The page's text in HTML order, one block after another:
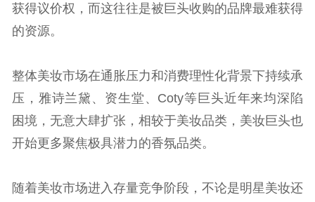
获得议价权，而这往往是被巨头收购的品牌最难获得
的资源。
整体美妆市场在通胀压力和消费理性化背景下持续承
压，雅诗兰黛、资生堂、Coty等巨头近年来均深陷
困境，无意大肆扩张，相较于美妆品类，美妆巨头也
开始更多聚焦极具潜力的香氛品类。
随着美妆市场进入存量竞争阶段，不论是明星美妆还